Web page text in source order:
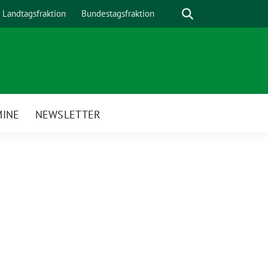
Landtagsfraktion Bundestagsfraktion Suche
NEWSLETTER